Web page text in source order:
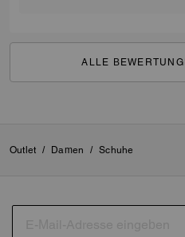
ALLE
Outlet / Damen / Schuhe